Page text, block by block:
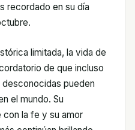
recordado en su día
limitada, la vida de
de que incluso
pueden
el mundo. Su
con la fe y su amor